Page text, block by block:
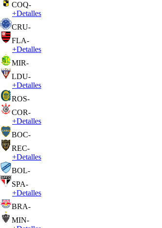
COQ-
+Detalles
CRU-
FLA-
+Detalles
MIR-
LDU-
+Detalles
ROS-
COR-
+Detalles
BOC-
REC-
+Detalles
BOL-
SPA-
+Detalles
BRA-
MIN-